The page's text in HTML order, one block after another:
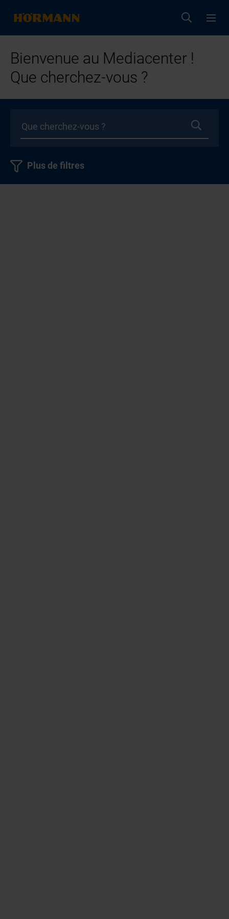
Bienvenue au Mediacenter !
Que cherchez-vous ?
Plus de filtres